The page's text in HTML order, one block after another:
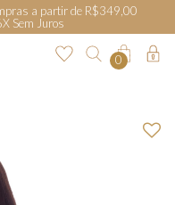
a partir de R$349,00
Sem Juros
0